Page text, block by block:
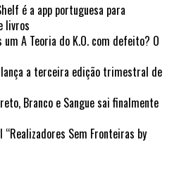
é a app portuguesa para
livros
um A Teoria do K.O. com defeito? O
lança a terceira edição trimestral de
Branco e Sangue sai finalmente
“Realizadores Sem Fronteiras by